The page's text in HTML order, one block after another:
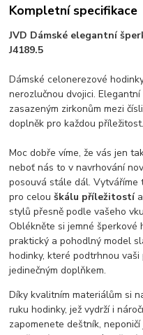
Kompletní specifikace
JVD Dámské elegantní
J4189.5
Dámské celonerezové
nerozlučnou dvojici.
zasazeným zirkonům mezi
doplněk pro každou příležitost.
Moc dobře víme, že vás jen
neboť nás to v navrhování
posouvá stále dál.
pro celouškálu příležitostía
stylů přesně podle vašeho
Oblékněte si jemné šperkové
praktický a pohodlný model
hodinky, které podtrhnou
jedinečným doplňkem.
Díky kvalitním materiálům si
ruku hodinky, jež vydrží i
zapomenete deštník,